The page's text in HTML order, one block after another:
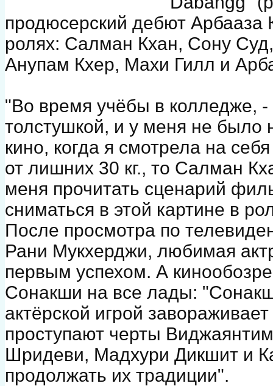
продюсерский дебют Арбааза
ролях: Салман Кхан, Сону
Анупам Кхер, Махи Гилл и
"Во время учёбы в колледже,
толстушкой, и у меня не было
кино, когда я смотрела на
от лишних 30 кг., то Салман
меня прочитать сценарий
сниматься в этой картине в
После просмотра по
Рани Мукхерджи, любимая
первым успехом. А
Сонакши на все лады:
актёрской игрой
проступают черты
Шридеви, Мадхури Дикшит и
продолжать их традиции".